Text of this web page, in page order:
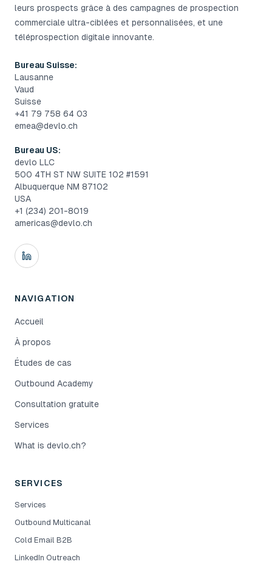
leurs prospects grâce à des campagnes de prospection
commerciale ultra-ciblées et personnalisées, et une
téléprospection digitale innovante.
Bureau Suisse:
Lausanne
Vaud
Suisse
+41 79 758 64 03
emea@devlo.ch
Bureau US:
devlo LLC
500 4TH ST NW SUITE 102 #1591
Albuquerque NM 87102
USA
+1 (234) 201-8019
americas@devlo.ch
NAVIGATION
Accueil
À propos
Études de cas
Outbound Academy
Consultation gratuite
Services
What is devlo.ch?
SERVICES
Services
Outbound Multicanal
Cold Email B2B
LinkedIn Outreach